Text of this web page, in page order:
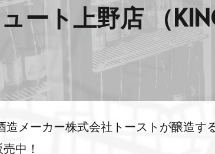
ート上野店 （
メーカー株式会社トーストが醸造す
中！